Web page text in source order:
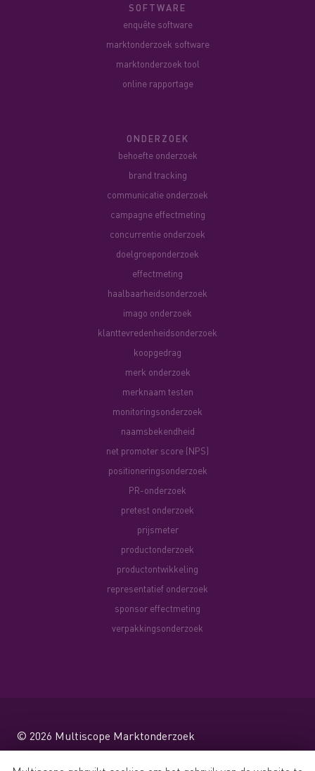
SOFTWARE
enquête software
marktonderzoek software
marktonderzoek tool
online rapportage
ONDERZOEK
behoefte onderzoek
brand tracking
communicatie onderzoek
campagne effectmeting
concurrentie onderzoek
doelgroeponderzoek
effectmeting
haalbaarheidsonderzoek
imago onderzoek
klanttevredenheidsonderzoek
koopgedrag
merk onderzoek
merknaam testen
monitoringsonderzoek
naamsbekendheid
net promoter score (NPS)
positioneringsonderzoek
PR-onderzoek
pretest onderzoek
prijsmeter
productonderzoek
productontwikkeling
representatief onderzoek
sponsor effectmeting
verpakkingsonderzoek
© 2026 Multiscope Marktonderzoek
Website by Shareforce